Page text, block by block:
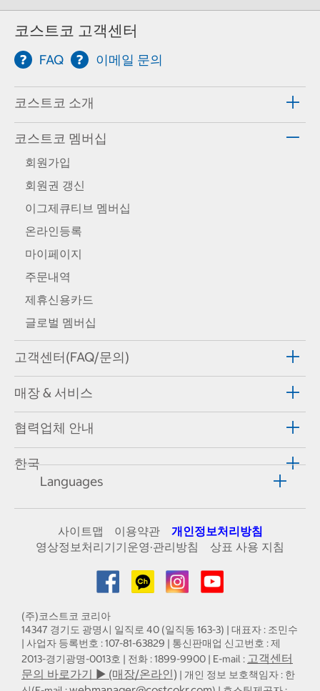
코스트코 고객센터
FAQ 이메일 문의
코스트코 소개
코스트코 멤버십
회원가입
회원권 갱신
이그제큐티브 멤버십
온라인등록
마이페이지
주문내역
제휴신용카드
글로벌 멤버십
고객센터(FAQ/문의)
매장 & 서비스
협력업체 안내
한국
Languages
사이트맵 이용약관
개인정보처리방침
영상정보처리기기운영·관리방침
상표 사용 지침
(주)코스트코 코리아
14347 경기도 광명시 일직로 40 (일직동 163-3) | 대표자 : 조민수
| 사업자 등록번호 : 107-81-63829 | 통신판매업 신고번호 : 제
2013-경기광명-0013호 | 전화 : 1899-9900 | E-mail : 고객센터
문의 바로가기 ▶ (매장/온라인) | 개인 정보 보호책임자 : 한